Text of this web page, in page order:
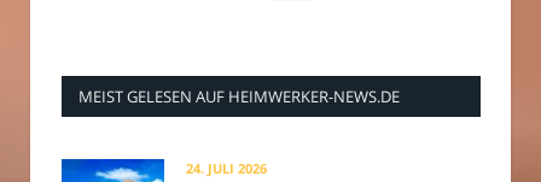
MEIST GELESEN AUF HEIMWERKER-NEWS.DE
24. JULI 2026